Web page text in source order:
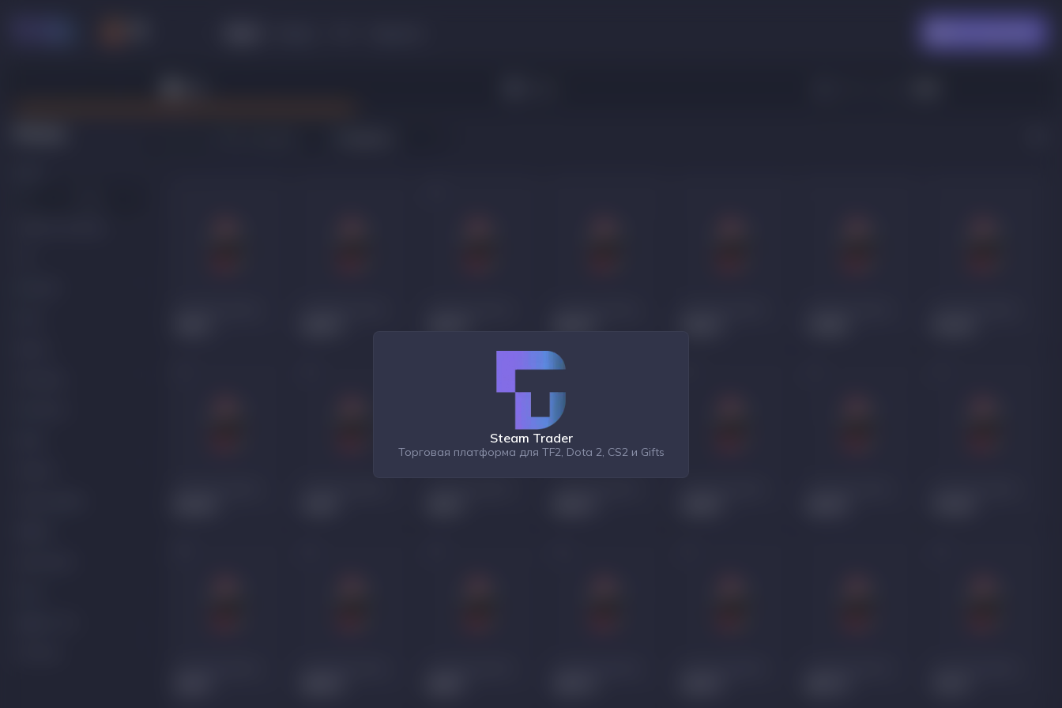
Steam Trader
Торговая платформа для TF2, Dota 2, CS2 и Gifts